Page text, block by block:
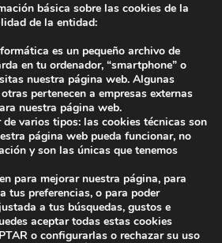
tu libro!
un libro
y publicarlo
básica sobre las cookies de la
de la entidad:
es un pequeño archivo de
en tu ordenador, “smartphone” o
nuestra página web. Algunas
pertenecen a empresas externas
nuestra página web.
de varios tipos: las cookies técnicas son
página web pueda funcionar, no
y son las únicas que tenemos
para mejorar nuestra página, para
tus preferencias, o para poder
a tus búsquedas, gustos e
aceptar todas estas cookies
o configurarlas o rechazar su uso